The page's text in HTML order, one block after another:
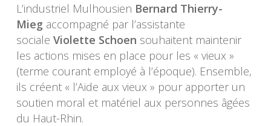
L’industriel Mulhousien Bernard Thierry-
Mieg accompagné par l’assistante
sociale Violette Schoen souhaitent maintenir
les actions mises en place pour les « vieux »
(terme courant employé à l’époque). Ensemble,
ils créent « l’Aide aux vieux » pour apporter un
soutien moral et matériel aux personnes âgées
du Haut-Rhin.